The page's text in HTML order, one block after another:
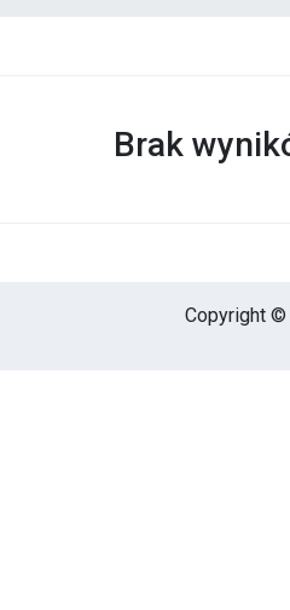
Brak
Copyright ©